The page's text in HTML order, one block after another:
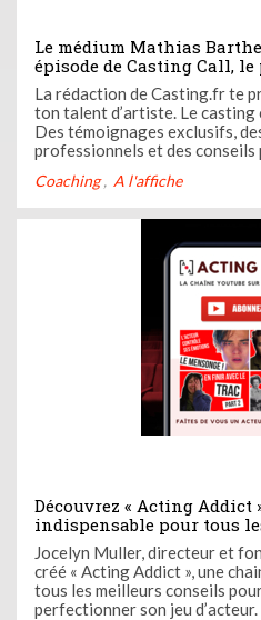
Le médium Mathias
épisode de Casting Call,
de Casting.fr
La rédaction de Casting.fr te
ton talent d’artiste. Le casting
Des témoignages exclusifs,
professionnels et des conseils
Ose devenir l’artiste que tu es
Coaching A l'affiche
Découvrez « Acting Addict
indispensable pour tous
Jocelyn Muller, directeur
Jocelyn Muller, directeur et
créé « Acting Addict », une
tous les meilleurs conseils
perfectionner son jeu